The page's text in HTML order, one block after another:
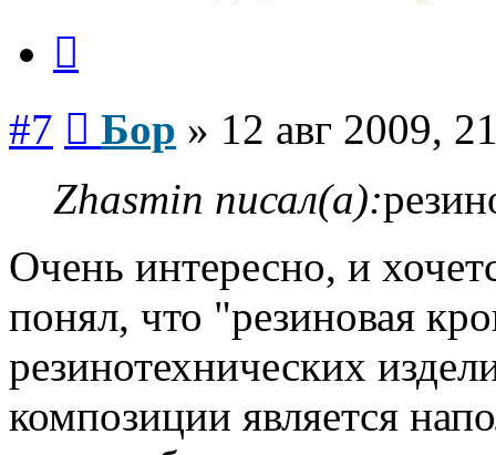
#7 Бор » 12 авг 2009,
Zhasmin писал(а):
Очень интересно, и
понял, что "резиновая
резинотехнических
композиции является